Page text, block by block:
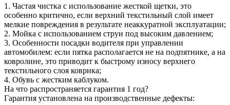
1. Частая чистка с использование жесткой щетки, это
особенно критично, если верхний текстильный слой имеет
мелкие повреждения в результате неаккуратной эксплуатации;
2. Мойка с использованием струи под высоким давлением;
3. Особенности посадки водителя при управлении
автомобилем: если пятка располагается не на подпятнике, а на
ковролине, это приводит к быстрому износу верхнего
текстильного слоя коврика;
4. Обувь с жестким каблуком.
На что распространяется гарантия 1 год?
Гарантия установлена на производственные дефекты: